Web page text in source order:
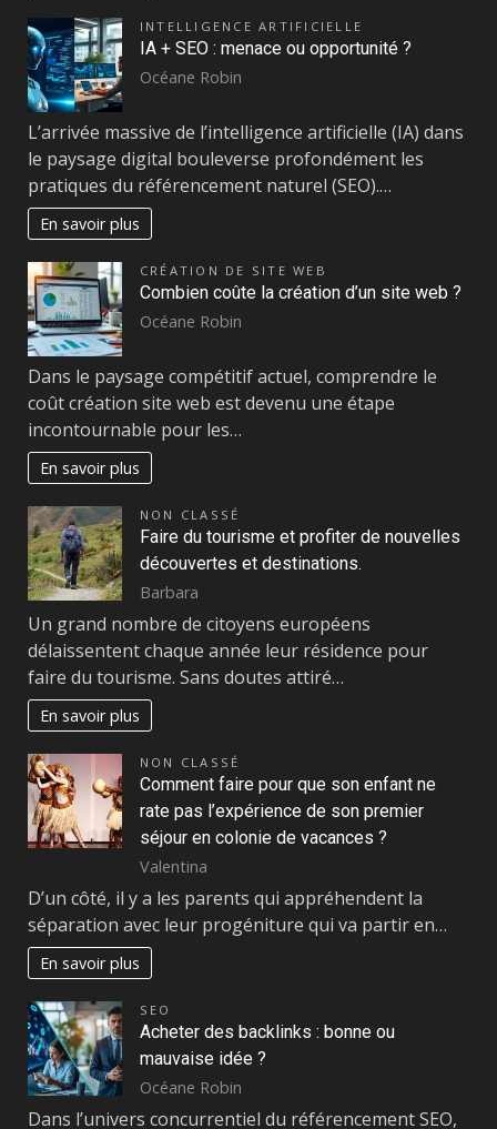
INTELLIGENCE ARTIFICIELLE
IA + SEO : menace ou opportunité ?
Océane Robin
L’arrivée massive de l’intelligence artificielle (IA) dans
le paysage digital bouleverse profondément les
pratiques du référencement naturel (SEO).…
En savoir plus
CRÉATION DE SITE WEB
Combien coûte la création d’un site web ?
Océane Robin
Dans le paysage compétitif actuel, comprendre le
coût création site web est devenu une étape
incontournable pour les…
En savoir plus
NON CLASSÉ
Faire du tourisme et profiter de nouvelles
découvertes et destinations.
Barbara
Un grand nombre de citoyens européens
délaissentent chaque année leur résidence pour
faire du tourisme. Sans doutes attiré…
En savoir plus
NON CLASSÉ
Comment faire pour que son enfant ne
rate pas l’expérience de son premier
séjour en colonie de vacances ?
Valentina
D’un côté, il y a les parents qui appréhendent la
séparation avec leur progéniture qui va partir en…
En savoir plus
SEO
Acheter des backlinks : bonne ou
mauvaise idée ?
Océane Robin
Dans l’univers concurrentiel du référencement SEO,